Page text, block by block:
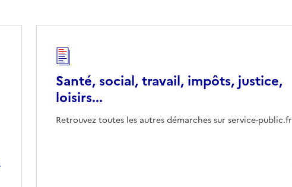
Santé, social, travail, impôts, justice,
loisirs...
Retrouvez toutes les autres démarches sur service-public.fr